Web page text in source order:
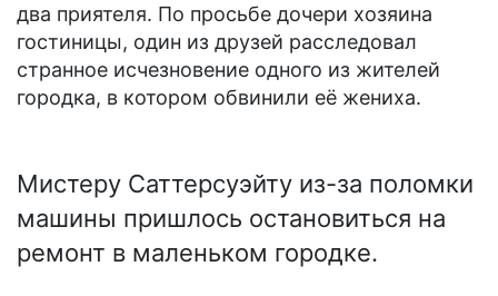
два приятеля. По просьбе дочери хозяина
гостиницы, один из друзей расследовал
странное исчезновение одного из жителей
городка, в котором обвинили её жениха.
Мистеру Саттерсуэйту из-за поломки
машины пришлось остановиться на
ремонт в маленьком городке.